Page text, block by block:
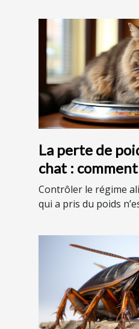
La perte de
chat : comment
Contrôler le régime
qui a pris du poids